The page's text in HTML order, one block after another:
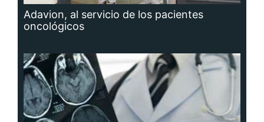
Adavion, al servicio de los pacientes
oncológicos